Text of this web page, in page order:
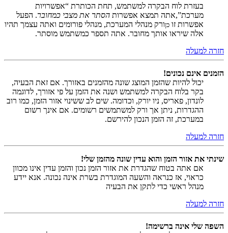
בעזרת לוח הבקרה למשתמש, תחת הכותרת “אפשרויות
מערכת”,אתה תמצא אפשרות הסתר את מצבי כמחובר. הפעל
אפשרות זו כןורק מנהלי המערכת, מנהלי פורומים ואתה עצמך תהיו
אלה שיראו אותך מחובר. אתה תספר כמשתמש מוסתר.
חזרה למעלה
הזמנים אינם נכונים!
יכול להיות שהזמן המוצג שונה מהזמנים באזורך. אם זאת הבעיה,
בקר בלוח הבקרה למשתמש ושנה את הזמן על פי אזורך, לדוגמה
לונדון, פאריס, ניו יורק, וכדומה. שים לב ששינוי אזור הזמן, כמו רוב
ההגדרות, ניתן אך ורק למשתמשים רשומים. אם אינך רשום
במערכת, זה הזמן הנכון להירשם.
חזרה למעלה
שינתי את אזור הזמן והוא עדין שונה מהזמן שלי!
אם אתה בטוח שהגדרת את אזור הזמן נכון והזמן עדין אינו מכוון
כראוי, אז כנראה והשעה המוגדרת בשרת אינה נכונה. אנא יידע
מנהל ראשי כדי לתקן את הבעיה
חזרה למעלה
השפה שלי אינה ברשימה!